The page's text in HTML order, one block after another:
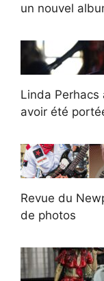
un nouvel
Linda Perhacs
avoir été
Revue du
de photos